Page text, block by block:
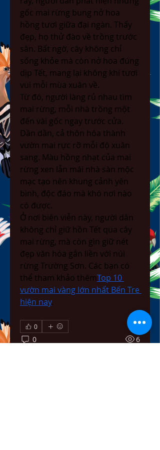
gốc mai rừng bung nở hoa
hồng tươi giữa đại ngàn. Thấy
đẹp, họ thử đào về trồng trước
sân. Bất ngờ, cây không chỉ
sống khỏe mà còn nở hoa đúng
dịp Tết, mang lại không khí tươi
vui mỗi mùa xuân về.
Từ đó, người làng rủ nhau tìm
mai rừng, mỗi nhà trồng một
đến vài gốc ngay trước cửa.
Dần dần, cả thôn hóa thành
vườn mai rực rỡ mỗi độ xuân
sang. Màu hồng nhạt của mai
rừng xen lẫn mái nhà sàn mộc
mạc tạo nên khung cảnh yên
bình, độc đáo mà khó nơi nào
có được.
Ở nơi biên viễn này, người dân
không chỉ giữ hồn Tết qua cây
mai rừng, mà còn gìn giữ nét
đẹp văn hóa gắn liền với núi
rừng Trường Sơn. Các bạn có
thể tham khảo thêmTop 10
vườn mai vàng lớn nhất Bến Tre
hiện nay.
0
0 6